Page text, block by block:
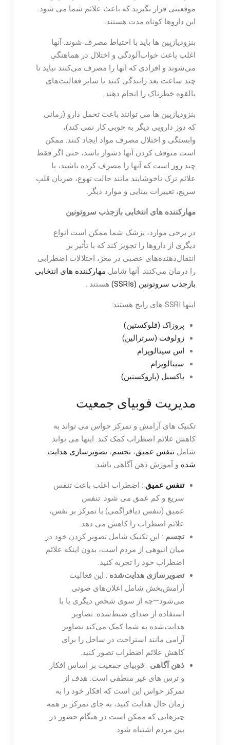
موقعیتی قرار بگیرید که باعث علائم شما می شود.
این داروها کوتاه مدت هستند.
بنزودیازپین ها باید با احتیاط مصرف شوند. آنها
اغلب باعث خواب‌آلودگی و اختلال در هماهنگی
می‌شوند و افرادی که آنها را مصرف می‌کنند نباید تا
چند ساعت بعد رانندگی کنند یا سایر فعالیت‌های
بالقوه خطرناک را انجام دهند.
بنزودیازپین ها می توانند باعث تحمل دارو (زمانی
که دوز دارویی دیگر به خوبی کار نمی کند)،
وابستگی و اختلال مصرف مواد ایجاد کنند. ممکن
است متوقف کردن آنها دشوار باشد، حتی اگر فقط
چند روز است که آنها را مصرف کرده باشید، با
علائم ترک ناخوشایند مانند حالت تهوع، ضربان قلب
سریع، تغییرات بینایی و موارد دیگر.
مهارکننده های انتخابی بازجذب سروتونین
در برخی موارد، پزشک شما ممکن است انواع
دیگری از داروها را تجویز کند که با تأثیر بر
انتقال‌دهنده‌های عصبی در مغز، اختلالات اضطرابی
را درمان می‌کنند. آنها شامل مهارکننده های انتخابی
بازجذب سروتونین (SSRIs)
هستند .
اینها SSRI های رایج هستند:
پروزاک (فلوکستین)
زولوفت (سرترالین)
اس سیتالوپرام
سیتالوپرام
پاکسیل (پاروکستین)
مدیریت فوبیای جمعیت
تکنیک های آرامش و تمرکز حواس می تواند به
کاهش علائم اضطراب کمک کند. اینها می تواند
شامل تنفس عمیق، تجسم، تصویرسازی هدایت
شده و آموزش ذهن آگاهی باشد.
تنفس عمیق : اضطراب اغلب باعث تنفس
سریع و کم عمق می شود. تنفس
عمیق (تنفس دیافراگمی) با تمرکز بر نفس،
علائم اضطراب را کاهش می دهد.
تجسم : این تکنیک شامل تصویر کردن خود در
میان انبوهی از مردم است، بدون اینکه علائم
اضطراب خود را تجربه کنید.
تصویرسازی هدایت‌شده : این فعالیت
آرامش‌بخش شامل اعلان‌های صوتی
می‌شود—چه از سوی شخص دیگری یا با
استفاده از صدای ضبط‌شده. تصاویر
هدایت‌شده به شما کمک می‌کند تصاویر
آرامی مانند استراحت در ساحل را برای
کاهش علائم اضطراب تصور کنید.
ذهن آگاهی : فوبیای جمعیت بر اساس افکار
و ترس های غیر منطقی است. هدف از
تمرکز حواس این است که افکار خود را به
زمان حال هدایت کنید، به جای تمرکز بر همه
چیزهایی که ممکن است در هنگام حضور در
بین مردم اشتباه شود.